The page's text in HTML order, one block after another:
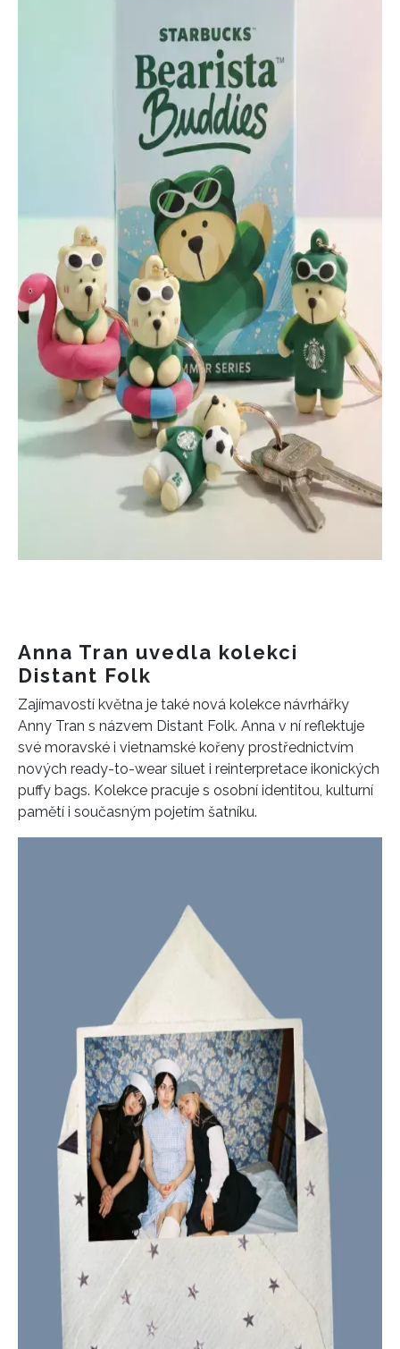
Anna Tran uvedla kolekci
Distant Folk
Zajímavostí května je také nová kolekce návrhářky
Anny Tran s názvem Distant Folk. Anna v ní reflektuje
své moravské i vietnamské kořeny prostřednictvím
nových ready-to-wear siluet i reinterpretace ikonických
puffy bags. Kolekce pracuje s osobní identitou, kulturní
pamětí i současným pojetím šatníku.